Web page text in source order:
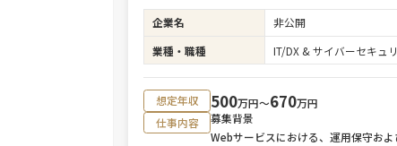
企業名 非公開
業種・職種
IT/DX & サイバーセキュ
想定年収 500万円〜670万円
仕事内容
募集背景
Webサービスにおける、運用保守お